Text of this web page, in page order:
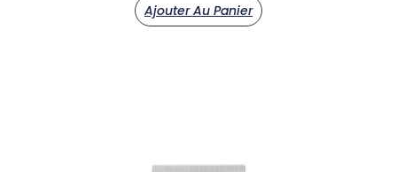
Ajouter Au Panier